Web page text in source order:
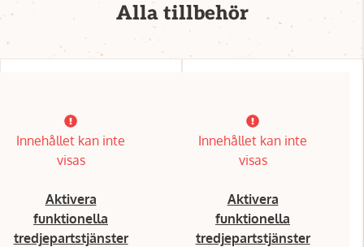
Alla tillbehör
Innehållet kan inte
visas
Aktivera
funktionella
tredjepartstjänster
Innehållet kan inte
visas
Aktivera
funktionella
tredjepartstjänster